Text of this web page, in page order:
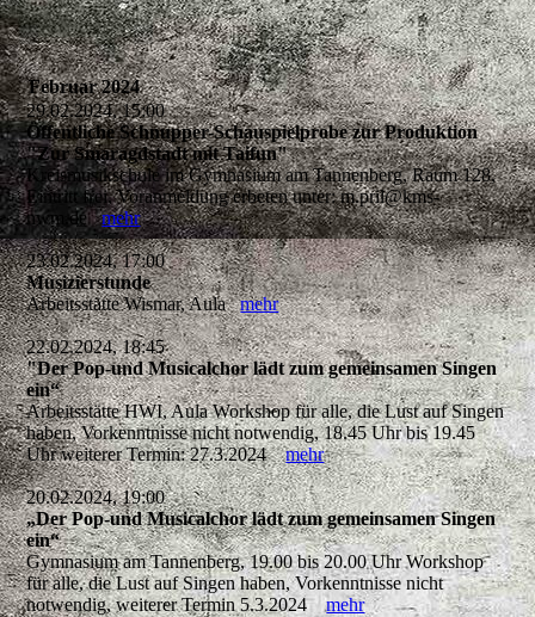
Februar 2024
29.02.2024, 15:00
Öffentliche Schnupper-Schauspielprobe zur Produktion
"Zur Smaragdstadt mit Taifun"
Kreismusikschule im Gymnasium am Tannenberg, Raum 128,
Eintritt frei, Voranmeldung erbeten unter: m.pril@kms-
nwm.demehr
23.02.2024, 17:00
Musizierstunde
Arbeitsstätte Wismar, Aulamehr
22.02.2024, 18:45
"Der Pop-und Musicalchor lädt zum gemeinsamen Singen
ein“
Arbeitsstätte HWI, Aula Workshop für alle, die Lust auf Singen
haben, Vorkenntnisse nicht notwendig, 18.45 Uhr bis 19.45
Uhr weiterer Termin: 27.3.2024mehr
20.02.2024, 19:00
„Der Pop-und Musicalchor lädt zum gemeinsamen Singen
ein“
Gymnasium am Tannenberg, 19.00 bis 20.00 Uhr Workshop
für alle, die Lust auf Singen haben, Vorkenntnisse nicht
notwendig, weiterer Termin 5.3.2024mehr